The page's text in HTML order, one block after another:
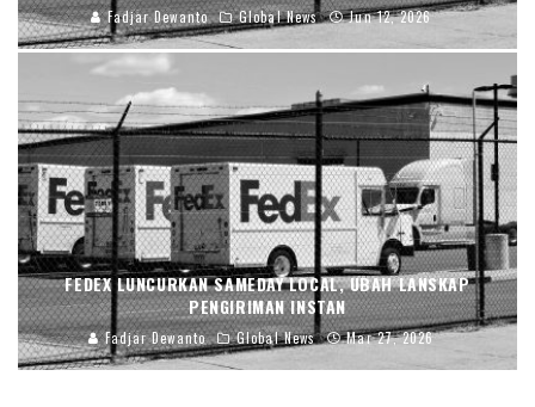
Fadjar Dewanto Global News Jun 12, 2026
FEDEX LUNCURKAN SAMEDAY LOCAL, UBAH LANSKAP
PENGIRIMAN INSTAN
Fadjar Dewanto Global News Mar 27, 2026